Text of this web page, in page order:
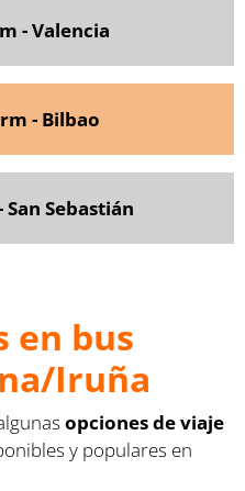
- Valencia
- Bilbao
Sebastián
en bus
Iruña
opciones de viaje
y populares en